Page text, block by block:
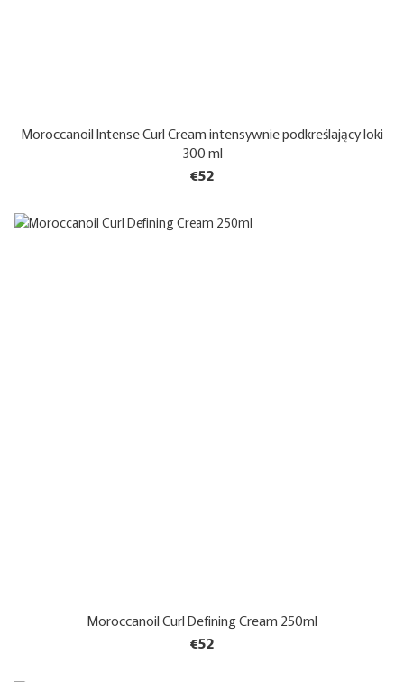
Moroccanoil Intense Curl Cream intensywnie podkreślający loki
300 ml
€52
Moroccanoil Curl Defining Cream 250ml
€52